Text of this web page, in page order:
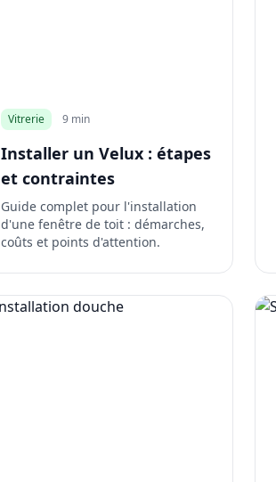
Vitrerie 9 min
Installer un Velux : étapes
et contraintes
Guide complet pour l'installation
d'une fenêtre de toit : démarches,
coûts et points d'attention.